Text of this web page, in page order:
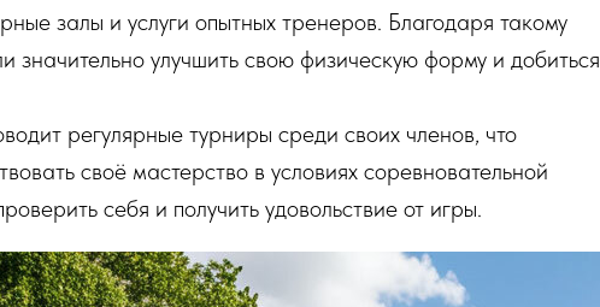
залы и услуги опытных тренеров. Благодаря такому
значительно улучшить свою физическую форму и добиться
регулярные турниры среди своих членов, что
своё мастерство в условиях соревновательной
себя и получить удовольствие от игры.